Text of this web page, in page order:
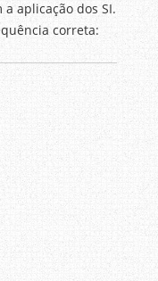
aplicação dos SI.
correta: